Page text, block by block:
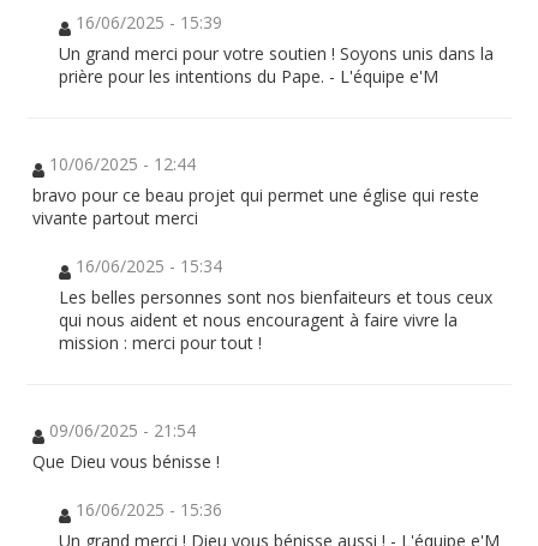
16/06/2025 - 15:39
Un grand merci pour votre soutien ! Soyons unis dans la
prière pour les intentions du Pape. - L'équipe e'M
10/06/2025 - 12:44
bravo pour ce beau projet qui permet une église qui reste
vivante partout merci
16/06/2025 - 15:34
Les belles personnes sont nos bienfaiteurs et tous ceux
qui nous aident et nous encouragent à faire vivre la
mission : merci pour tout !
09/06/2025 - 21:54
Que Dieu vous bénisse !
16/06/2025 - 15:36
Un grand merci ! Dieu vous bénisse aussi ! - L'équipe e'M